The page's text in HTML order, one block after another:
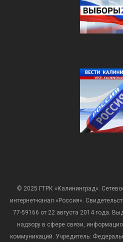
© 2025 ГТРК «Калининград».
интернет-канал «Россия».
77-59166 от 22 августа 2014 года.
надзору в сфере связи,
коммуникаций. Учредитель: